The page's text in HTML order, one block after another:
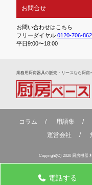
お問合せ
お問い合わせはこちら
フリーダイヤル0120-706-862
平日9:00〜18:00
業務⽤厨房器具の販売・リースなら厨房
コラム 用語集
運営会社
Copyright(C) 2020 厨房機器
電話する